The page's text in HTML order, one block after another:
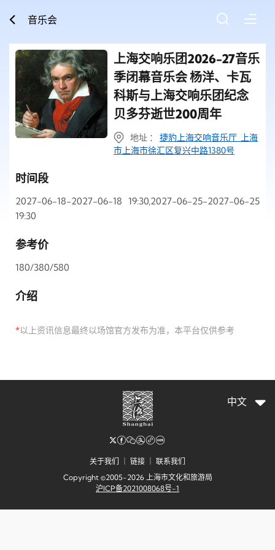
音乐会
上海交响乐团2026-27音乐
季闭幕音乐会 杨洋、卡瓦
科斯与上海交响乐团纪念
贝多芬逝世200周年
地址 ： 捷豹上海交响音乐厅 上海
市上海市徐汇区复兴中路1380号
时间段
2027-06-18-2027-06-18 19:30,2027-06-25-2027-06-25
19:30
参考价
180/380/580
介绍
*以上资讯信息最终以场馆官方发布为准，本平台仅供参考
关于我们 链接
联系我们
Copyright ©2005-2026 上海市文化和旅游局
沪ICP备2021008068号-1
中文